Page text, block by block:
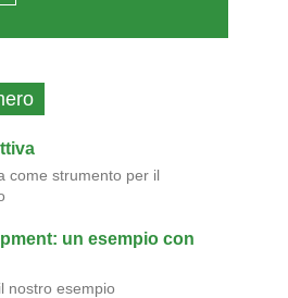
come strumento per il
un esempio con
nostro esempio